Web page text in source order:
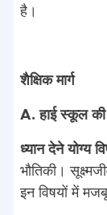
है।
शैक्षिक मार्ग
A. हाई स्कूल की
ध्यान देने योग्य
भौतिकी।
इन विषयों में